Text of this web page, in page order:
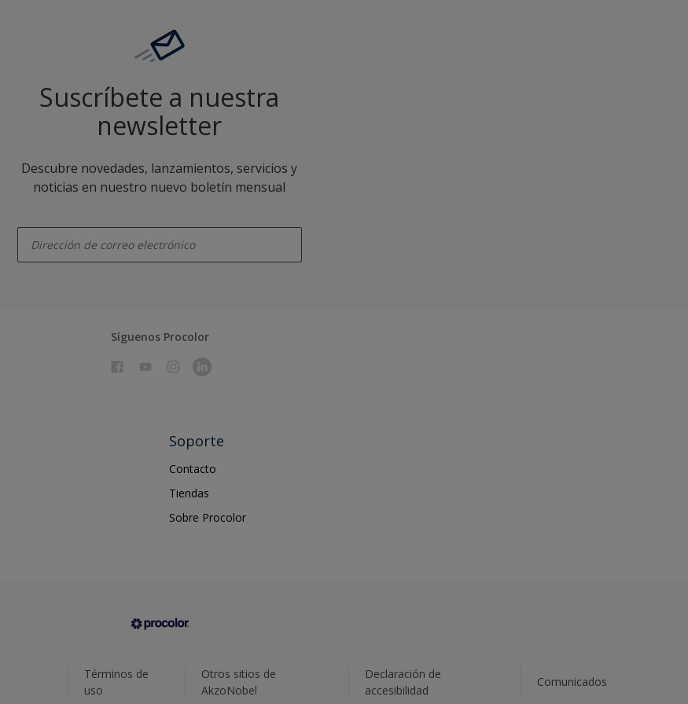
Suscríbete a nuestra
newsletter
Descubre novedades, lanzamientos, servicios y
noticias en nuestro nuevo boletín mensual
Síguenos Procolor
Soporte
Contacto
Tiendas
Sobre Procolor
Términos de
uso
Otros sitios de
AkzoNobel
Declaración de
accesibilidad
Comunicados